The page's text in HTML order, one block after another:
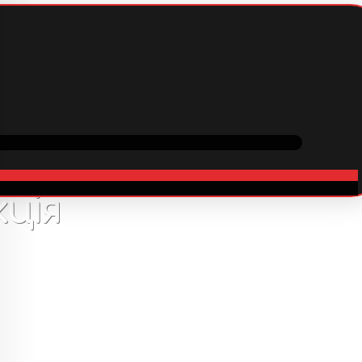
В наявності
4600грн
гру додана механіка натиску зомбі та